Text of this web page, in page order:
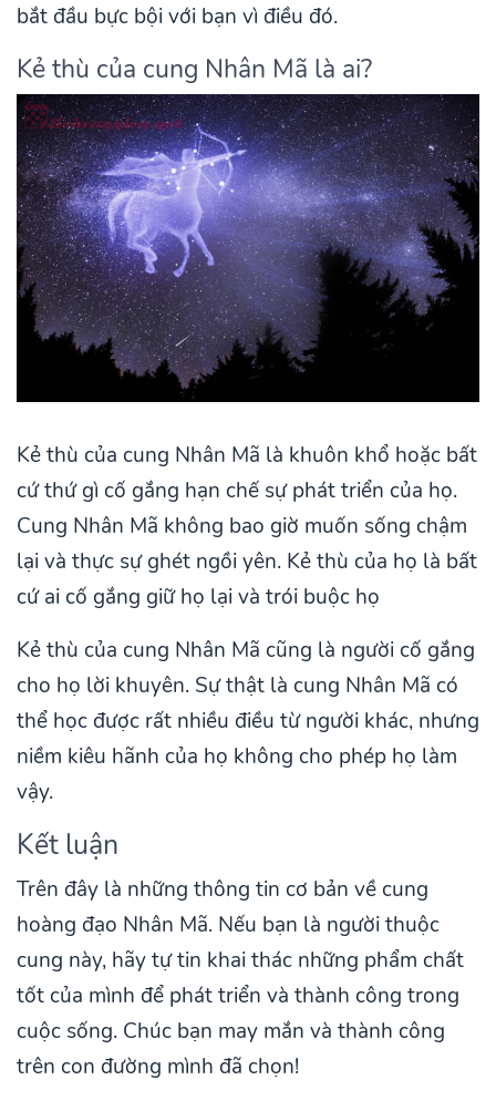
bắt đầu bực bội với bạn vì điều đó.
Kẻ thù của cung Nhân Mã là ai?
Kẻ thù của cung Nhân Mã là khuôn khổ hoặc bất
cứ thứ gì cố gắng hạn chế sự phát triển của họ.
Cung Nhân Mã không bao giờ muốn sống chậm
lại và thực sự ghét ngồi yên. Kẻ thù của họ là bất
cứ ai cố gắng giữ họ lại và trói buộc họ
Kẻ thù của cung Nhân Mã cũng là người cố gắng
cho họ lời khuyên. Sự thật là cung Nhân Mã có
thể học được rất nhiều điều từ người khác, nhưng
niềm kiêu hãnh của họ không cho phép họ làm
vậy.
Kết luận
Trên đây là những thông tin cơ bản về cung
hoàng đạo Nhân Mã. Nếu bạn là người thuộc
cung này, hãy tự tin khai thác những phẩm chất
tốt của mình để phát triển và thành công trong
cuộc sống. Chúc bạn may mắn và thành công
trên con đường mình đã chọn!